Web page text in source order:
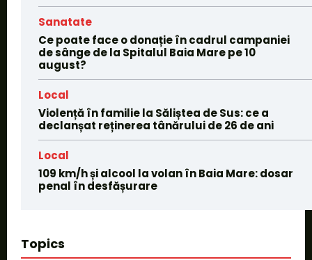
Sanatate
Ce poate face o donație în cadrul campaniei
de sânge de la Spitalul Baia Mare pe 10
august?
Local
Violență în familie la Săliștea de Sus: ce a
declanșat reținerea tânărului de 26 de ani
Local
109 km/h și alcool la volan în Baia Mare: dosar
penal în desfășurare
Topics